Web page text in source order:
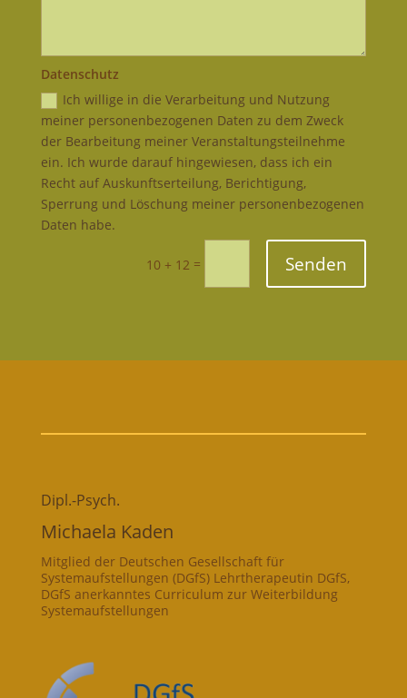
Datenschutz
Ich willige in die Verarbeitung und Nutzung
meiner personenbezogenen Daten zu dem Zweck
der Bearbeitung meiner Veranstaltungsteilnehme
ein. Ich wurde darauf hingewiesen, dass ich ein
Recht auf Auskunftserteilung, Berichtigung,
Sperrung und Löschung meiner personenbezogenen
Daten habe.
10 + 12 = Senden
Dipl.-Psych.
Michaela Kaden
Mitglied der Deutschen Gesellschaft für
Systemaufstellungen (DGfS) Lehrtherapeutin DGfS,
DGfS anerkanntes Curriculum zur Weiterbildung
Systemaufstellungen